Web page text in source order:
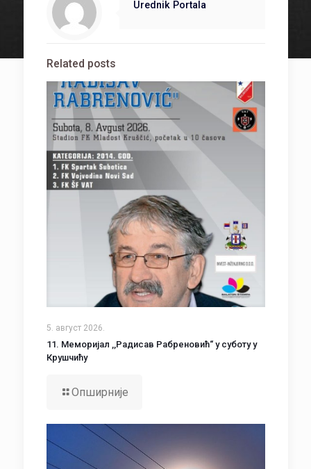
Urednik Portala
Related posts
5. август 2026.
11. Меморијал ,,Радисав Рабреновић“ у суботу у
Крушчићу
Опширније